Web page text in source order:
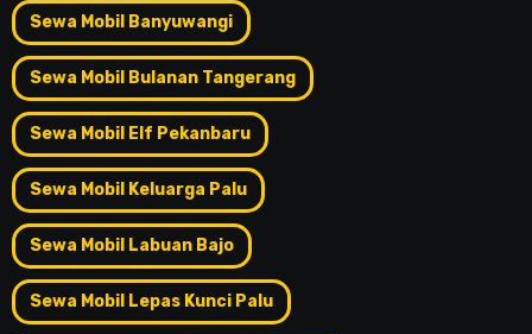
Sewa Mobil Banyuwangi
Sewa Mobil Bulanan Tangerang
Sewa Mobil Elf Pekanbaru
Sewa Mobil Keluarga Palu
Sewa Mobil Labuan Bajo
Sewa Mobil Lepas Kunci Palu